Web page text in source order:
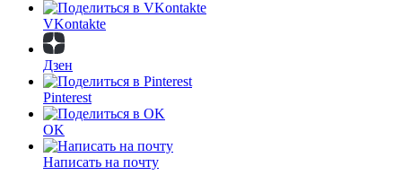
VKontakte
Дзен
Pinterest
OK
Написать на почту